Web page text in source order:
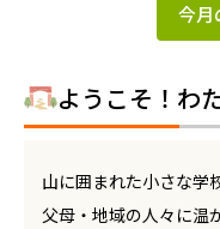
今月
ようこそ！わ
山に囲まれた小さな学
父母・地域の人々に温